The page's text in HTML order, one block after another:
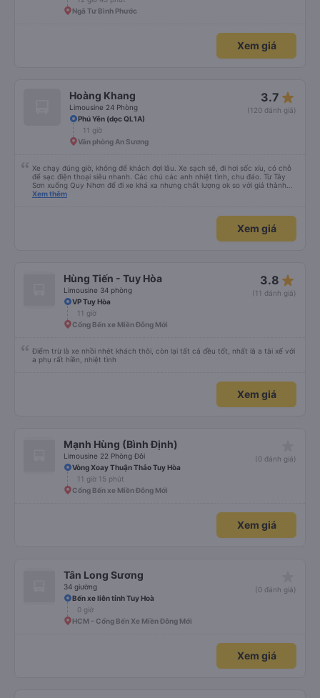
Ngã Tư Bình Phước
Xem giá
Hoàng Khang
Limousine 24 Phòng
3.7 star_rate
(120 đánh giá)
Phú Yên (dọc QL1A)
11 giờ
Văn phòng An Sương
Xe chạy đúng giờ, không để khách đợi lâu. Xe sạch sẽ, đi hơi sốc xíu, có chỗ
để sạc điện thoại siêu nhanh. Các chú các anh nhiệt tình, chu đáo. Từ Tây
Sơn xuống Quy Nhơn để đi xe khá xa nhưng chất lượng ok so với giá thành
chung.
Xem thêm
Xem giá
Hùng Tiến - Tuy Hòa
Limousine 34 phòng
3.8 star_rate
(11 đánh giá)
VP Tuy Hòa
11 giờ
Cổng Bến xe Miền Đông Mới
Điểm trừ là xe nhồi nhét khách thôi, còn lại tất cả đều tốt, nhất là a tài xế với
a phụ rất hiền, nhiệt tình
Xem giá
Mạnh Hùng (Bình Định)
Limousine 22 Phòng Đôi
(0 đánh giá)
Vòng Xoay Thuận Thảo Tuy Hòa
11 giờ 15 phút
Cổng Bến xe Miền Đông Mới
Xem giá
Tân Long Sương
34 giường
(0 đánh giá)
Bến xe liên tỉnh Tuy Hoà
0 giờ
HCM - Cổng Bến Xe Miền Đông Mới
Xem giá